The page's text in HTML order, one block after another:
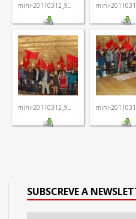
mini-20110312_9... mini-
mini-20110312_9... mini-
SUBSCREVE A